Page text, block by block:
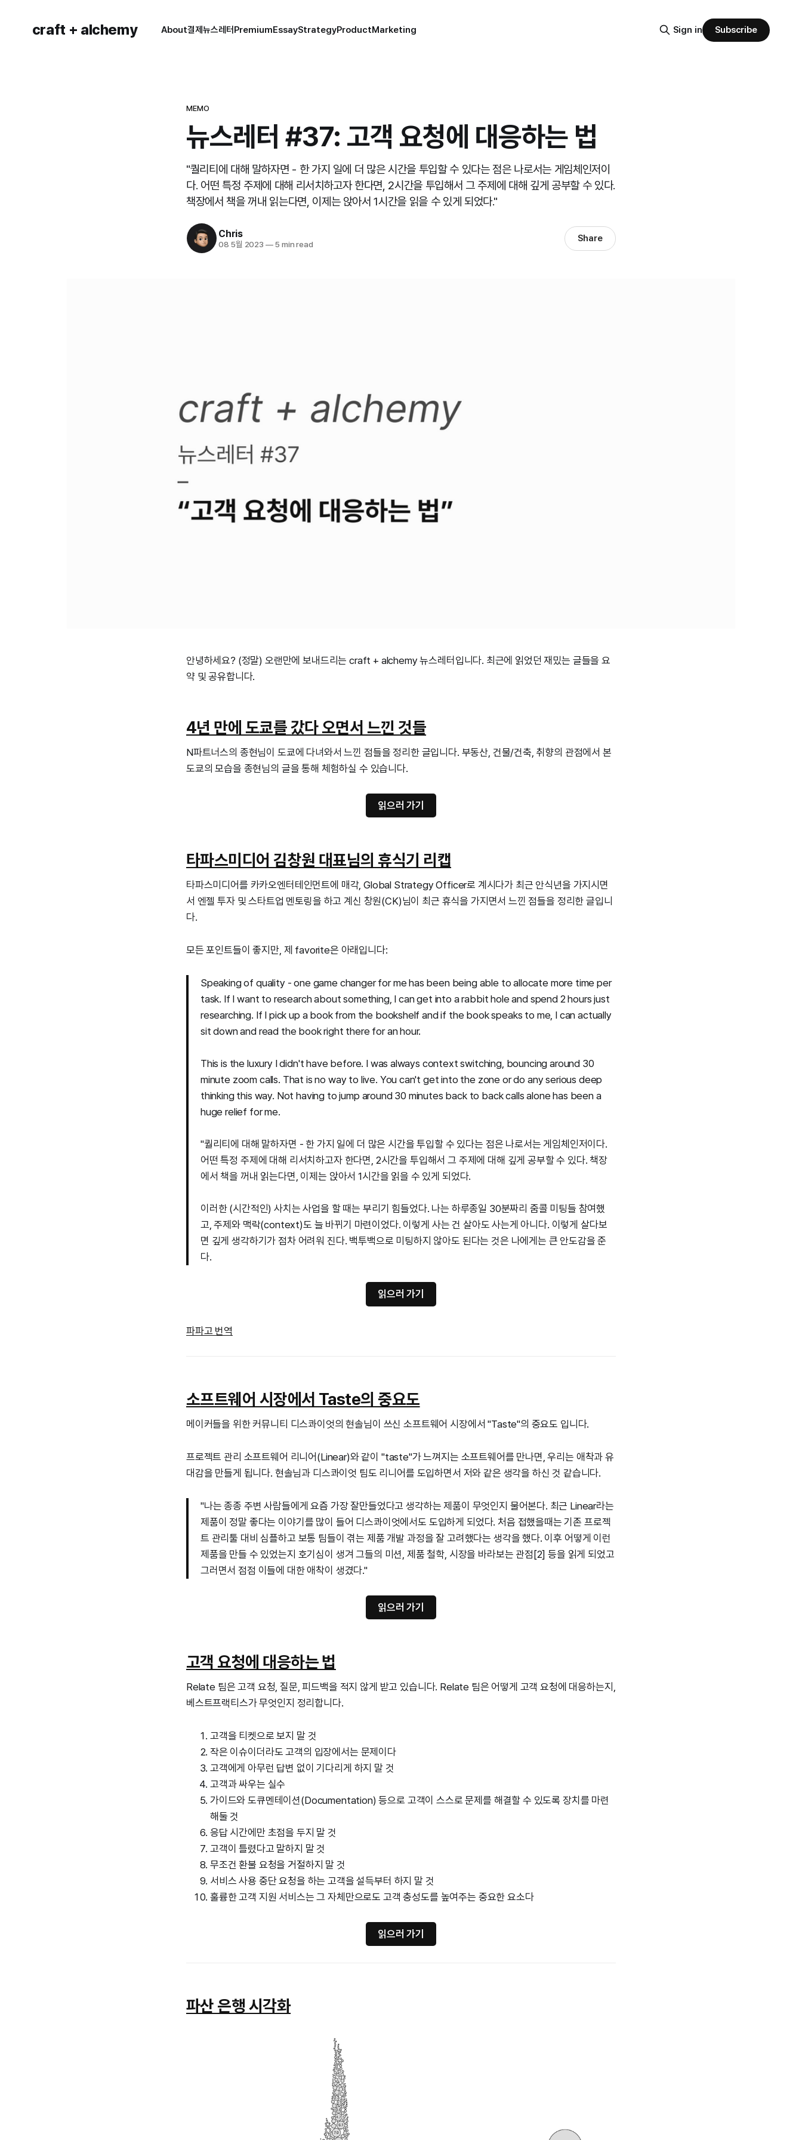
craft + alchemy About결제뉴스레터 PremiumEssayStrategyProductMarketing Sign in Subscribe
MEMO
뉴스레터 #37: 고객 요청에 대응하는 법
"퀄리티에 대해 말하자면 - 한 가지 일에 더 많은 시간을 투입할 수 있다는 점은 나로서는 게임체인저이
다. 어떤 특정 주제에 대해 리서치하고자 한다면, 2시간을 투입해서 그 주제에 대해 깊게 공부할 수 있다.
책장에서 책을 꺼내 읽는다면, 이제는 앉아서 1시간을 읽을 수 있게 되었다."
Chris
08 5월 2023 —5 min read
Share
안녕하세요? (정말) 오랜만에 보내드리는 craft + alchemy 뉴스레터입니다. 최근에 읽었던 재밌는 글들을 요
약 및 공유합니다.
4년 만에 도쿄를 갔다 오면서 느낀 것들
N파트너스의 종현님이 도쿄에 다녀와서 느낀 점들을 정리한 글입니다. 부동산, 건물/건축, 취향의 관점에서 본
도쿄의 모습을 종현님의 글을 통해 체험하실 수 있습니다.
읽으러 가기
타파스미디어 김창원 대표님의 휴식기 리캡
타파스미디어를 카카오엔터테인먼트에 매각, Global Strategy Officer로 계시다가 최근 안식년을 가지시면
서 엔젤 투자 및 스타트업 멘토링을 하고 계신 창원(CK)님이 최근 휴식을 가지면서 느낀 점들을 정리한 글입니
다.
모든 포인트들이 좋지만, 제 favorite은 아래입니다:
Speaking of quality - one game changer for me has been being able to allocate more time per
task. If I want to research about something, I can get into a rabbit hole and spend 2 hours just
researching. If I pick up a book from the bookshelf and if the book speaks to me, I can actually
sit down and read the book right there for an hour.
This is the luxury I didn't have before. I was always context switching, bouncing around 30
minute zoom calls. That is no way to live. You can't get into the zone or do any serious deep
thinking this way. Not having to jump around 30 minutes back to back calls alone has been a
huge relief for me.
"퀄리티에 대해 말하자면 - 한 가지 일에 더 많은 시간을 투입할 수 있다는 점은 나로서는 게임체인저이다.
어떤 특정 주제에 대해 리서치하고자 한다면, 2시간을 투입해서 그 주제에 대해 깊게 공부할 수 있다. 책장
에서 책을 꺼내 읽는다면, 이제는 앉아서 1시간을 읽을 수 있게 되었다.
이러한 (시간적인) 사치는 사업을 할 때는 부리기 힘들었다. 나는 하루종일 30분짜리 줌콜 미팅들 참여했
고, 주제와 맥락(context)도 늘 바뀌기 마련이었다. 이렇게 사는 건 살아도 사는게 아니다. 이렇게 살다보
면 깊게 생각하기가 점차 어려워 진다. 백투백으로 미팅하지 않아도 된다는 것은 나에게는 큰 안도감을 준
다.
읽으러 가기
파파고 번역
소프트웨어 시장에서 Taste의 중요도
메이커들을 위한 커뮤니티 디스콰이엇의 현솔님이 쓰신 소프트웨어 시장에서 "Taste"의 중요도 입니다.
프로젝트 관리 소프트웨어 리니어(Linear)와 같이 "taste"가 느껴지는 소프트웨어를 만나면, 우리는 애착과 유
대감을 만들게 됩니다. 현솔님과 디스콰이엇 팀도 리니어를 도입하면서 저와 같은 생각을 하신 것 같습니다.
"나는 종종 주변 사람들에게 요즘 가장 잘만들었다고 생각하는 제품이 무엇인지 물어본다. 최근 Linear라는
제품이 정말 좋다는 이야기를 많이 들어 디스콰이엇에서도 도입하게 되었다. 처음 접했을때는 기존 프로젝
트 관리툴 대비 심플하고 보통 팀들이 겪는 제품 개발 과정을 잘 고려했다는 생각을 했다. 이후 어떻게 이런
제품을 만들 수 있었는지 호기심이 생겨 그들의 미션, 제품 철학, 시장을 바라보는 관점[2] 등을 읽게 되었고
그러면서 점점 이들에 대한 애착이 생겼다."
읽으러 가기
고객 요청에 대응하는 법
Relate 팀은 고객 요청, 질문, 피드백을 적지 않게 받고 있습니다. Relate 팀은 어떻게 고객 요청에 대응하는지,
베스트프랙티스가 무엇인지 정리합니다.
고객을 티켓으로 보지 말 것
작은 이슈이더라도 고객의 입장에서는 문제이다
고객에게 아무런 답변 없이 기다리게 하지 말 것
고객과 싸우는 실수
가이드와 도큐멘테이션(Documentation) 등으로 고객이 스스로 문제를 해결할 수 있도록 장치를 마련
해둘 것
응답 시간에만 초점을 두지 말 것
고객이 틀렸다고 말하지 말 것
무조건 환불 요청을 거절하지 말 것
서비스 사용 중단 요청을 하는 고객을 설득부터 하지 말 것
훌륭한 고객 지원 서비스는 그 자체만으로도 고객 충성도를 높여주는 중요한 요소다
읽으러 가기
파산 은행 시각화